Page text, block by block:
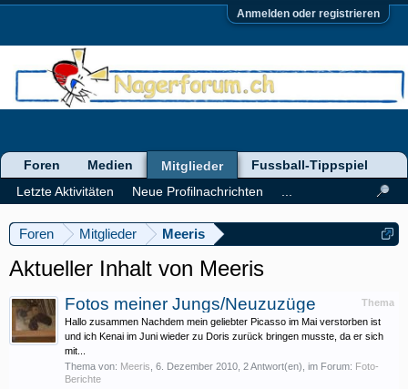
Anmelden oder registrieren
Foren Mitglieder Meeris
Aktueller Inhalt von Meeris
Thema
Fotos meiner Jungs/Neuzuzüge
Hallo zusammen Nachdem mein geliebter Picasso im Mai verstorben ist
und ich Kenai im Juni wieder zu Doris zurück bringen musste, da er sich
mit...
Thema von: Meeris 6. Dezember 2010 , 2 Antwort(en), im Forum: Foto-
Berichte
Foren Medien
Mitglieder
Letzte Aktivitäten
Neue Profilnachrichten
Fussball-Tippspiel